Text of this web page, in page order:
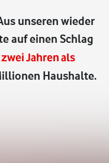
unseren wieder
auf einen Schlag
zwei Jahren als
Haushalte.